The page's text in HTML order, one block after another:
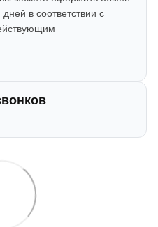
в соответствии с